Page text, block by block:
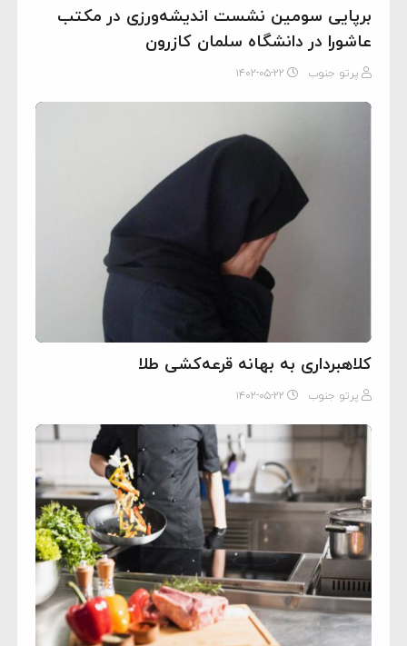
برپایی سومین نشست اندیشه‌ورزی در مکتب
عاشورا در دانشگاه سلمان کازرون
پرتو جنوب ۱۴۰۲-۰۵-۲۲
کلاهبرداری به بهانه قرعه‌کشی طلا
پرتو جنوب ۱۴۰۲-۰۵-۲۲